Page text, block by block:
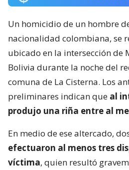
Un homicidio de un hombre
nacionalidad colombiana, se
ubicado en la intersección de
Bolivia durante la noche del
comuna de La Cisterna. Los
preliminares indican que al
produjo una riña entre al
En medio de ese altercado,
efectuaron al menos tres
víctima, quien resultó